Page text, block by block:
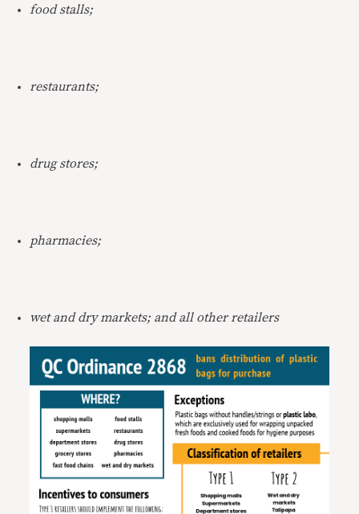
food stalls;
restaurants;
drug stores;
pharmacies;
wet and dry markets; and all other retailers